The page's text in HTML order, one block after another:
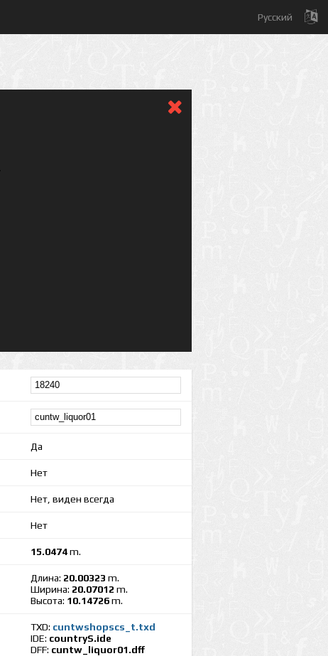
Русский
Да
Нет
Нет, виден всегда
Нет
15.0474m.
Длина: 20.00323 m.
Ширина: 20.07012 m.
Высота: 10.14726m.
TXD: cuntwshopscs_t.txd
IDE: countryS.ide
DFF: cuntw_liquor01.dff